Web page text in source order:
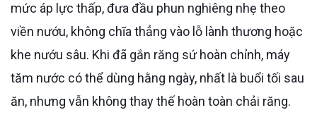
mức áp lực thấp, đưa đầu phun nghiêng nhẹ theo
viền nướu, không chĩa thẳng vào lỗ lành thương hoặc
khe nướu sâu. Khi đã gắn răng sứ hoàn chỉnh, máy
tăm nước có thể dùng hằng ngày, nhất là buổi tối sau
ăn, nhưng vẫn không thay thế hoàn toàn chải răng.